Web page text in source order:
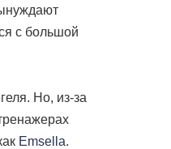
с большой
Но, из-за
Emsella.